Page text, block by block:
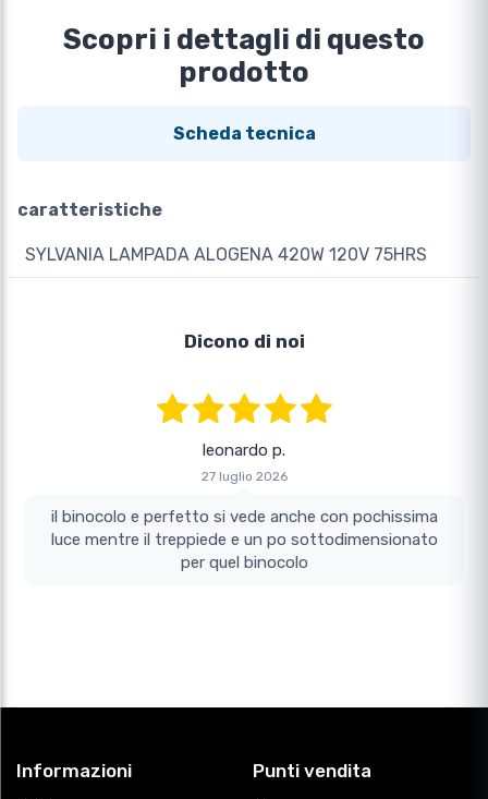
Scopri i dettagli di questo
prodotto
Scheda tecnica
caratteristiche
SYLVANIA LAMPADA ALOGENA 420W 120V 75HRS
Dicono di noi
leonardo p.
27 luglio 2026
il binocolo e perfetto si vede anche con pochissima
luce mentre il treppiede e un po sottodimensionato
per quel binocolo
Informazioni Punti vendita